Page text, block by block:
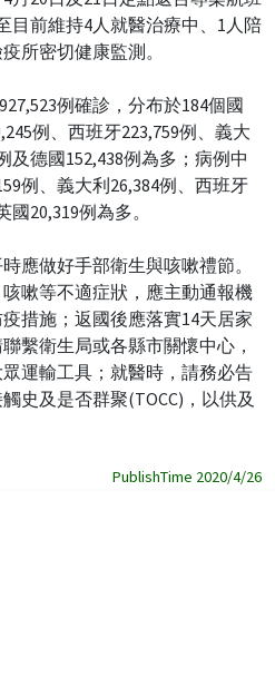
目前維持4人就醫治療中、1人陪
所密切健康監測。
例確診，分布於184個國
例、西班牙223,759例、義大
及德國152,438例為多；病例中
例、義大利26,384例、西班牙
20,319例為多。
應做好手部衛生與咳嗽禮節。
嗽等不適症狀，應主動通報機
措施；返國後應落實14天居家
繫衛生局或各縣市關懷中心，
運輸工具；就醫時，請務必告
史及是否群聚(TOCC)，以供及
PublishTime 2020/4/26